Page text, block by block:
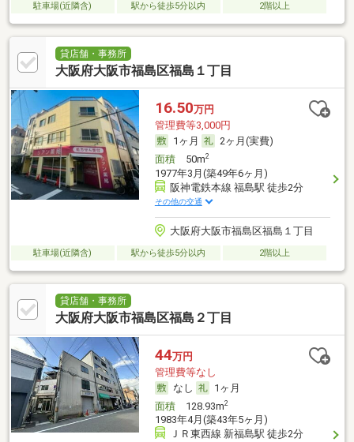
駐車場(近隣含) 駅から徒歩5分以内 2階以上
貸店舗・事務所
大阪府大阪市福島区福島１丁目
16.50万円
管理費等3,000円
1ヶ月
2ヶ月(実費)
面積50m2
1977年3月(築49年6ヶ月)
阪神電鉄本線 福島駅 徒歩2分
その他の交通
大阪府大阪市福島区福島１丁目
駐車場(近隣含) 駅から徒歩5分以内 2階以上
貸店舗・事務所
大阪府大阪市福島区福島２丁目
44万円
管理費等なし
なし
1ヶ月
面積128.93m2
1983年4月(築43年5ヶ月)
ＪＲ東西線 新福島駅 徒歩2分